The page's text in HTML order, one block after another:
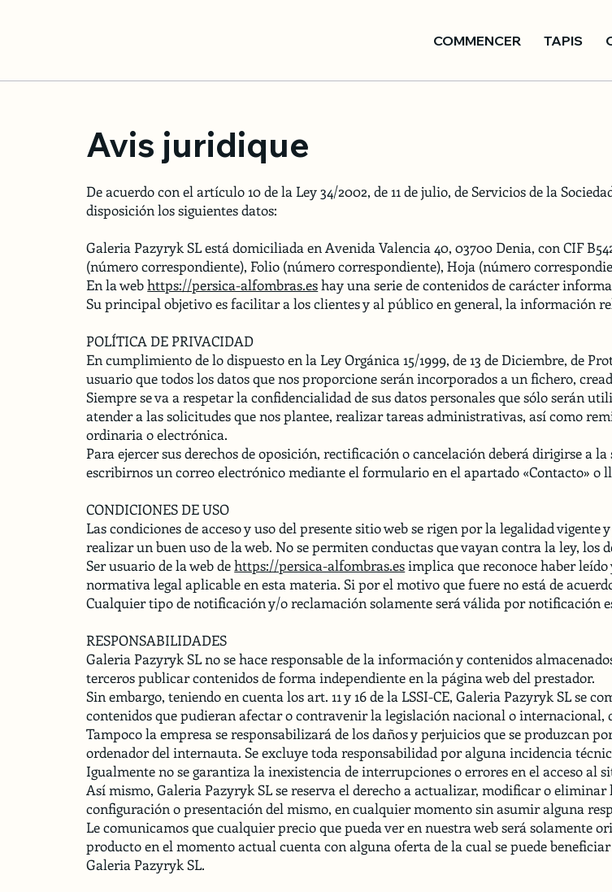
COMMENCER TAPIS
Avis juridique
De acuerdo con el artículo 10 de la Ley 34/2002, de 11 de julio, de Servicios de la
disposición los siguientes datos:
Galeria Pazyryk SL está domiciliada en Avenida Valencia 40, 03700 Denia, con CIF
(número correspondiente), Folio (número correspondiente), Hoja (número
En la webhttps://persica-alfombras.eshay una serie de contenidos de carácter
Su principal objetivo es facilitar a los clientes y al público en general, la información
POLÍTICA DE PRIVACIDAD
En cumplimiento de lo dispuesto en la Ley Orgánica 15/1999, de 13 de Diciembre, de
usuario que todos los datos que nos proporcione serán incorporados a un fichero,
Siempre se va a respetar la confidencialidad de sus datos personales que sólo serán
atender a las solicitudes que nos plantee, realizar tareas administrativas, así como
ordinaria o electrónica.
Para ejercer sus derechos de oposición, rectificación o cancelación deberá dirigirse a
escribirnos un correo electrónico mediante el formulario en el apartado «Contacto» o
CONDICIONES DE USO
Las condiciones de acceso y uso del presente sitio web se rigen por la legalidad
realizar un buen uso de la web. No se permiten conductas que vayan contra la ley, los
Ser usuario de la web dehttps://persica-alfombras.esimplica que reconoce haber
normativa legal aplicable en esta materia. Si por el motivo que fuere no está de
Cualquier tipo de notificación y/o reclamación solamente será válida por notificación
RESPONSABILIDADES
Galeria Pazyryk SL no se hace responsable de la información y contenidos
terceros publicar contenidos de forma independiente en la página web del prestador.
Sin embargo, teniendo en cuenta los art. 11 y 16 de la LSSI-CE, Galeria Pazyryk SL se
contenidos que pudieran afectar o contravenir la legislación nacional o internacional,
Tampoco la empresa se responsabilizará de los daños y perjuicios que se produzcan
ordenador del internauta. Se excluye toda responsabilidad por alguna incidencia
Igualmente no se garantiza la inexistencia de interrupciones o errores en el acceso al
Así mismo, Galeria Pazyryk SL se reserva el derecho a actualizar, modificar o
configuración o presentación del mismo, en cualquier momento sin asumir alguna
Le comunicamos que cualquier precio que pueda ver en nuestra web será solamente
producto en el momento actual cuenta con alguna oferta de la cual se puede
Galeria Pazyryk SL.